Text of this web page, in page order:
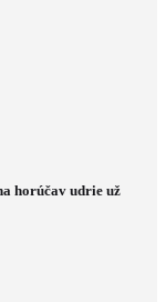
horúčav udrie už